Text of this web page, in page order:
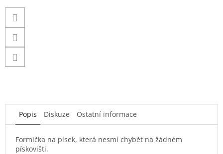
Popis Diskuze Ostatní informace
Formička na písek, která nesmí chybět na žádném
pískovišti.